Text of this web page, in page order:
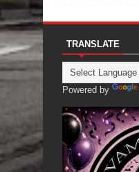
TRANSLATE
Powered by